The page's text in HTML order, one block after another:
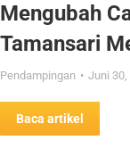
Mengubah
Tamansari
Pendampingan Juni 30,
Baca artikel